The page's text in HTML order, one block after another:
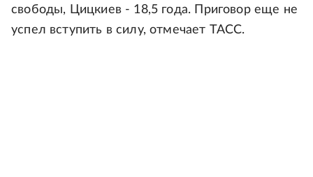
свободы, Цицкиев - 18,5 года. Приговор еще не
успел вступить в силу, отмечает ТАСС.